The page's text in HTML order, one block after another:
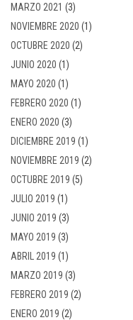
MARZO 2021 (3)
NOVIEMBRE 2020 (1)
OCTUBRE 2020 (2)
JUNIO 2020 (1)
MAYO 2020 (1)
FEBRERO 2020 (1)
ENERO 2020 (3)
DICIEMBRE 2019 (1)
NOVIEMBRE 2019 (2)
OCTUBRE 2019 (5)
JULIO 2019 (1)
JUNIO 2019 (3)
MAYO 2019 (3)
ABRIL 2019 (1)
MARZO 2019 (3)
FEBRERO 2019 (2)
ENERO 2019 (2)